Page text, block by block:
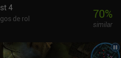
4
de rol
70%
similar